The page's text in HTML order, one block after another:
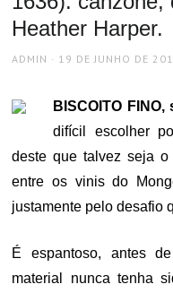
Heather Harper.
AUTHOR
ADMIN
POSTED
19 DE JUNHO DE
BISCOITO FINO,
difícil escolher
deste que talvez seja o
entre os vinis do
justamente pelo desafio
É espantoso, antes
material nunca tenha